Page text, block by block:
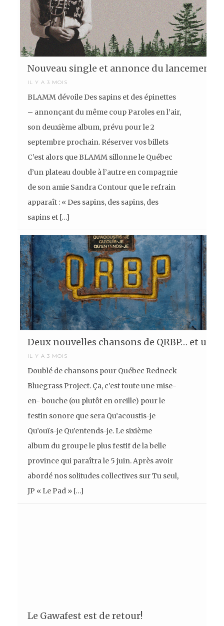
Nouveau single et annonce du lancement
IL Y A 3 MOIS
BLAMM dévoile Des sapins et des épinettes
– annonçant du même coup Paroles en l’air,
son deuxième album, prévu pour le 2
septembre prochain. Réserver vos billets
C’est alors que BLAMM sillonne le Québec
d’un plateau double à l’autre en compagnie
de son amie Sandra Contour que le refrain
apparaît : « Des sapins, des sapins, des
sapins et […]
Deux nouvelles chansons de QRBP… et un
IL Y A 3 MOIS
Doublé de chansons pour Québec Redneck
Bluegrass Project. Ça, c’est toute une mise-
en- bouche (ou plutôt en oreille) pour le
festin sonore que sera Qu’acoustis-je
Qu’ouïs-je Qu’entends-je. Le sixième
album du groupe le plus festif de la belle
province qui paraîtra le 5 juin. Après avoir
abordé nos solitudes collectives sur Tu seul,
JP « Le Pad » […]
Le Gawafest est de retour!